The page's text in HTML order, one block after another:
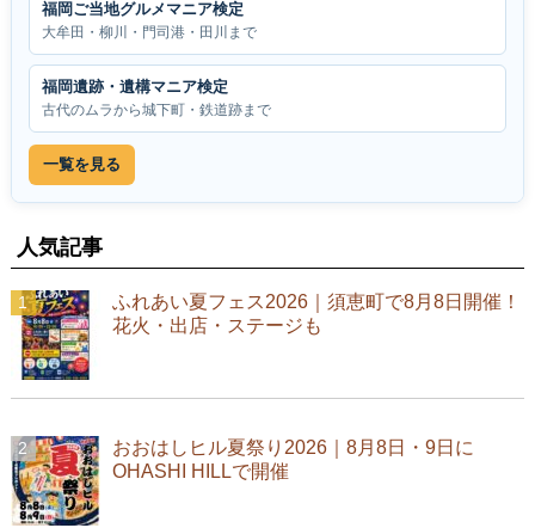
福岡ご当地グルメマニア検定
大牟田・柳川・門司港・田川まで
福岡遺跡・遺構マニア検定
古代のムラから城下町・鉄道跡まで
一覧を見る
人気記事
ふれあい夏フェス2026｜須恵町で8月8日開催！
花火・出店・ステージも
おおはしヒル夏祭り2026｜8月8日・9日に
OHASHI HILLで開催